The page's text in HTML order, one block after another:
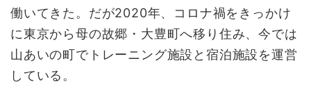
働いてきた。だが2020年、コロナ禍をきっかけ
に東京から母の故郷・大豊町へ移り住み、今では
山あいの町でトレーニング施設と宿泊施設を運営
している。